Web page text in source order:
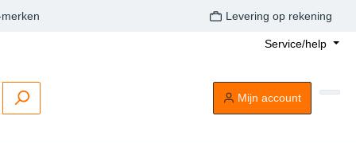
Levering op rekening
Service/help
Mijn account